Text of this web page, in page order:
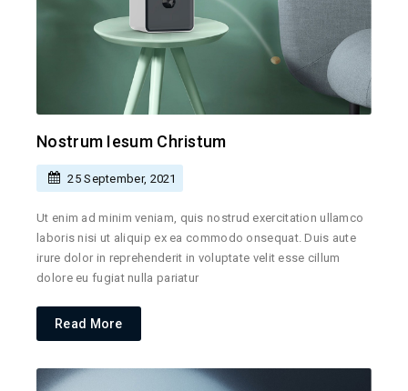
Nostrum Iesum Christum
25 September, 2021
Ut enim ad minim veniam, quis nostrud exercitation ullamco
laboris nisi ut aliquip ex ea commodo onsequat. Duis aute
irure dolor in reprehenderit in voluptate velit esse cillum
dolore eu fugiat nulla pariatur
Read More